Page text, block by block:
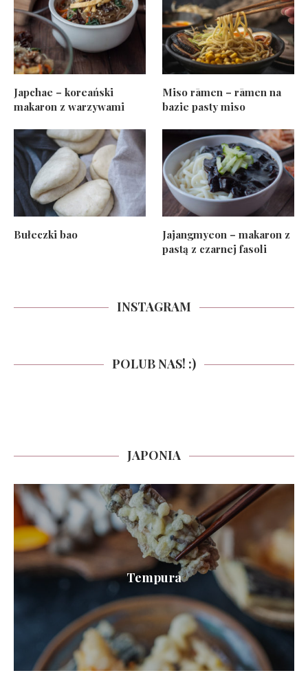
Japchae – koreański
makaron z warzywami
Miso rāmen – rāmen na
bazie pasty miso
Bułeczki bao
Jajangmyeon – makaron z
pastą z czarnej fasoli
INSTAGRAM
POLUB NAS! :)
JAPONIA
Tempura